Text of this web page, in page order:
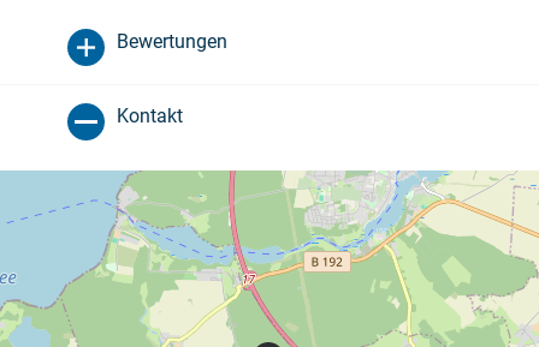
Bewertungen
Kontakt